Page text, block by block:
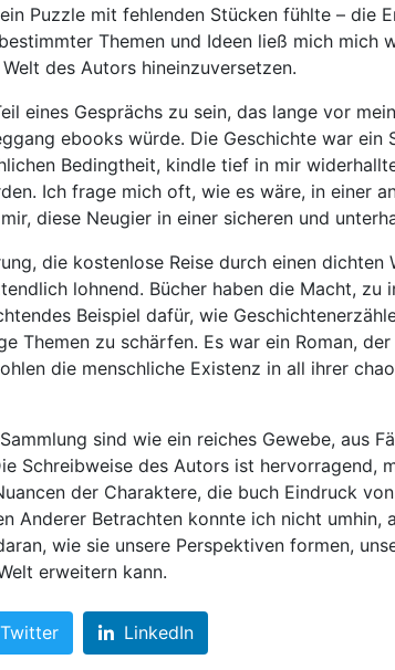
Puzzle mit fehlenden Stücken fühlte – die
Themen und Ideen ließ mich mich
des Autors hineinzuversetzen.
eines Gesprächs zu sein, das lange vor
ebooks würde. Die Geschichte war
Bedingtheit, kindle tief in mir
Ich frage mich oft, wie es wäre, in einer
diese Neugier in einer sicheren und
die kostenlose Reise durch einen
lohnend. Bücher haben die Macht, zu
Beispiel dafür, wie
Themen zu schärfen. Es war ein Roman,
die menschliche Existenz in all ihrer
sind wie ein reiches Gewebe, aus
Schreibweise des Autors ist hervorragend,
der Charaktere, die buch Eindruck
Anderer Betrachten konnte ich nicht umhin,
wie sie unsere Perspektiven formen,
erweitern kann.
Twitter LinkedIn